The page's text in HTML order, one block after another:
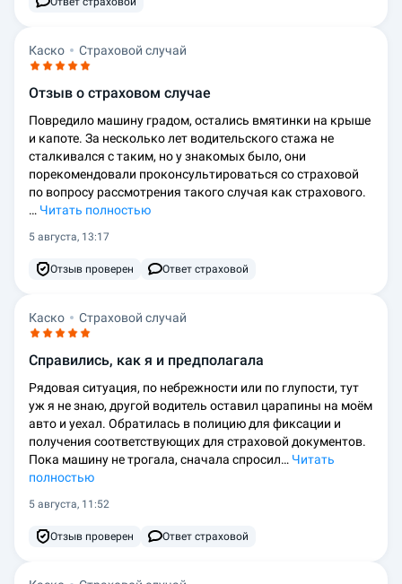
Каско Страховой случай
Отзыв о страховом случае
Повредило машину градом, остались вмятинки на крыше
и капоте. За несколько лет водительского стажа не
сталкивался с таким, но у знакомых было, они
порекомендовали проконсультироваться со страховой
по вопросу рассмотрения такого случая как страхового.
… Читать полностью
5 августа, 13:17
Отзыв проверен Ответ страховой
Каско Страховой случай
Справились, как я и предполагала
Рядовая ситуация, по небрежности или по глупости, тут
уж я не знаю, другой водитель оставил царапины на моём
авто и уехал. Обратилась в полицию для фиксации и
получения соответствующих для страховой документов.
Пока машину не трогала, сначала спросил… Читать
полностью
5 августа, 11:52
Отзыв проверен Ответ страховой